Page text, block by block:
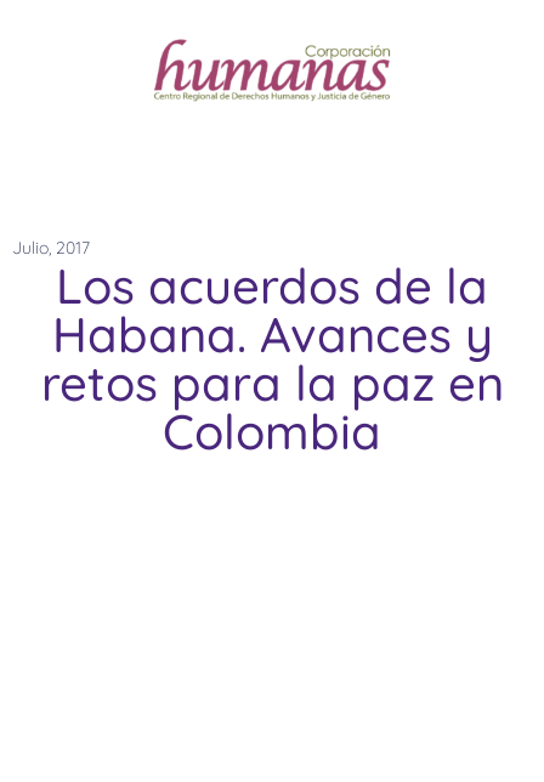
Julio, 2017
Los acuerdos de la
Habana. Avances y
retos para la paz en
Colombia